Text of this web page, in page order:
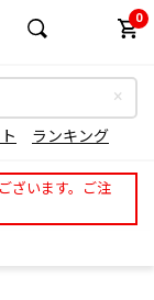
0
ランキング
ざいます。ご注